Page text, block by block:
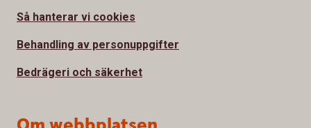
Så hanterar vi cookies
Behandling av personuppgifter
Bedrägeri och säkerhet